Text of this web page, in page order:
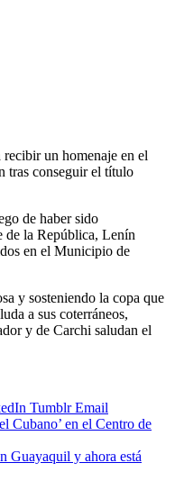
recibir un homenaje en el
tras conseguir el título
de haber sido
de la República, Lenín
en el Municipio de
y sosteniendo la copa que
a sus coterráneos,
y de Carchi saludan el
Tumblr Email
Cubano’ en el Centro de
Guayaquil y ahora está